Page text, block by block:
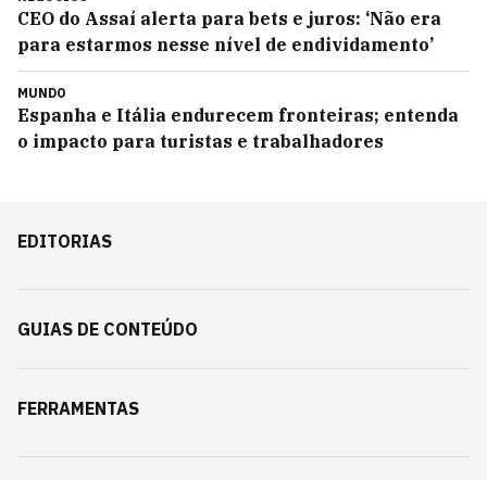
CEO do Assaí alerta para bets e juros: ‘Não era
para estarmos nesse nível de endividamento’
MUNDO
Espanha e Itália endurecem fronteiras; entenda
o impacto para turistas e trabalhadores
EDITORIAS
GUIAS DE CONTEÚDO
FERRAMENTAS